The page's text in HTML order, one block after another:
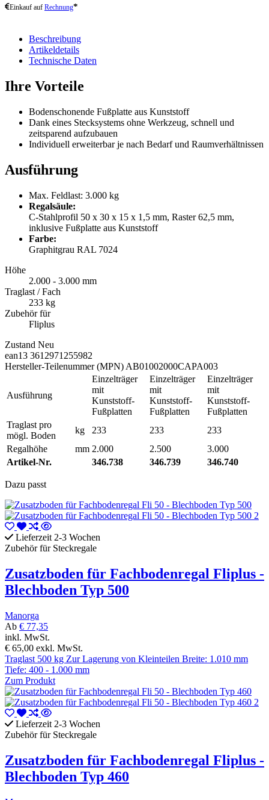
Einkauf auf Rechnung*
Beschreibung
Artikeldetails
Technische Daten
Ihre Vorteile
Bodenschonende Fußplatte aus Kunststoff
Dank eines Stecksystems ohne Werkzeug, schnell und
zeitsparend aufzubauen
Individuell erweiterbar je nach Bedarf und Raumverhältnissen
Ausführung
Max. Feldlast: 3.000 kg
Regalsäule:
C-Stahlprofil 50 x 30 x 15 x 1,5 mm, Raster 62,5 mm,
inklusive Fußplatte aus Kunststoff
Farbe:
Graphitgrau RAL 7024
Höhe
2.000 - 3.000 mm
Traglast / Fach
233 kg
Zubehör für
Fliplus
Zustand Neu
ean13 3612971255982
Hersteller-Teilenummer (MPN) AB01002000CAPA003
Ausführung
Einzelträger
mit
Kunststoff-
Fußplatten
Einzelträger
mit
Kunststoff-
Fußplatten
Einzelträger
mit
Kunststoff-
Fußplatten
Traglast pro
mögl. Boden
kg 233 233
233
Regalhöhe
mm 2.000 2.500
3.000
Artikel-Nr.
346.738 346.739 346.740
Dazu passt
Lieferzeit 2-3 Wochen
Zubehör für Steckregale
Zusatzboden für Fachbodenregal Fliplus -
Blechboden Typ 500
Manorga
Ab € 77,35
inkl. MwSt.
€ 65,00 exkl. MwSt.
Traglast 500 kg Zur Lagerung von Kleinteilen Breite: 1.010 mm
Tiefe: 400 - 1.000 mm
Zum Produkt
Lieferzeit 2-3 Wochen
Zubehör für Steckregale
Zusatzboden für Fachbodenregal Fliplus -
Blechboden Typ 460